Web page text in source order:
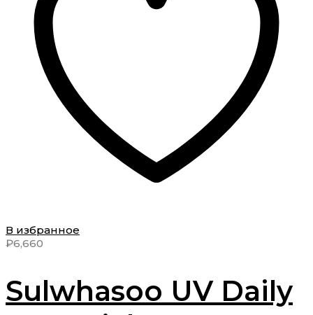
В избранное
₽6,660
Sulwhasoo UV Daily